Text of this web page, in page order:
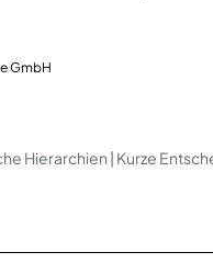
GmbH
Hierarchien | Kurze